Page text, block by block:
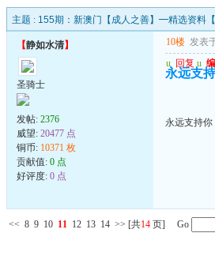
主题 : 155期：新澳门【成人之善】━精选资料
【静如水清】
圣骑士
发帖: 2376
威望: 20477 点
铜币: 10371 枚
贡献值: 0 点
好评度: 0 点
10楼 发表
u 回复 u
永远支
永远支持你
<< 8 9 10 11 12 13 14 >> [共14 页] Go